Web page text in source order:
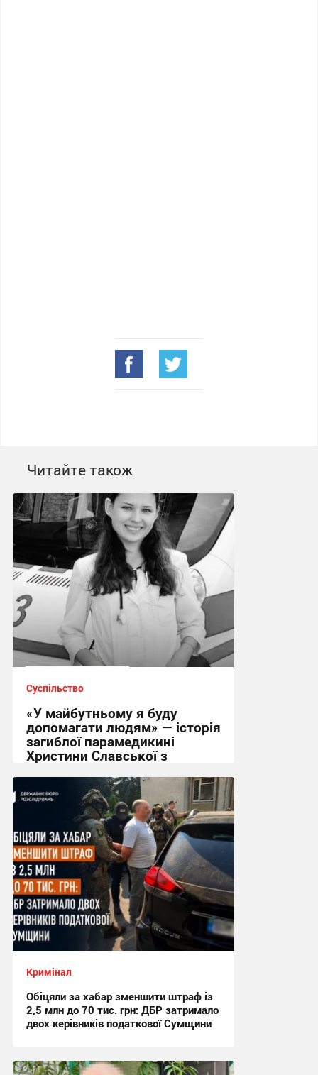
Читайте також
Суспільство
«У майбутньому я буду
допомагати людям» — історія
загиблої парамедикині
Христини Славської з
21:32 вчора
Кримінал
Обіцяли за хабар зменшити штраф із
2,5 млн до 70 тис. грн: ДБР затримало
двох керівників податкової Сумщини